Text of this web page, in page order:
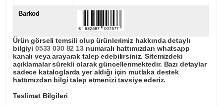
Barkod
Ürün görseli temsili olup ürünlerimiz hakkında detaylı
bilgiyi 0533 030 82 13numaralı hattımızdan whatsapp
kanalı veya arayarak talep edebilirsiniz. Sitemizdeki
açıklamalar sürekli olarak güncellenmektedir. Bazı detaylar
sadece kataloglarda yer aldığı için mutlaka destek
hattımızdan bilgi talep etmenizi tavsiye ederiz.
Teslimat Bilgileri